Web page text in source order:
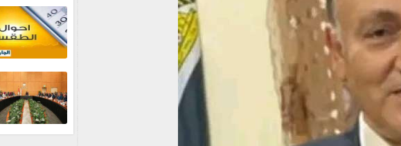
ليلا.. و...